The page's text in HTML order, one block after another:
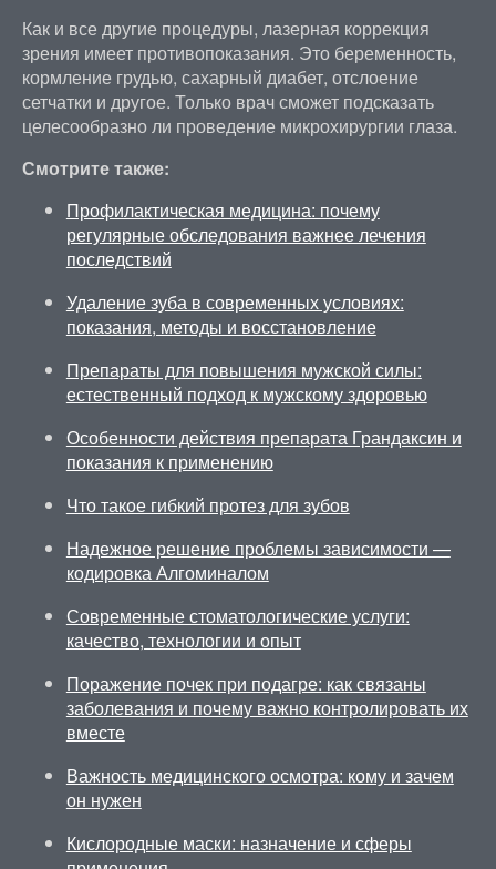
Как и все другие процедуры, лазерная коррекция
зрения имеет противопоказания. Это беременность,
кормление грудью, сахарный диабет, отслоение
сетчатки и другое. Только врач сможет подсказать
целесообразно ли проведение микрохирургии глаза.
Смотрите также:
Профилактическая медицина: почему
регулярные обследования важнее лечения
последствий
Удаление зуба в современных условиях:
показания, методы и восстановление
Препараты для повышения мужской силы:
естественный подход к мужскому здоровью
Особенности действия препарата Грандаксин и
показания к применению
Что такое гибкий протез для зубов
Надежное решение проблемы зависимости —
кодировка Алгоминалом
Современные стоматологические услуги:
качество, технологии и опыт
Поражение почек при подагре: как связаны
заболевания и почему важно контролировать их
вместе
Важность медицинского осмотра: кому и зачем
он нужен
Кислородные маски: назначение и сферы